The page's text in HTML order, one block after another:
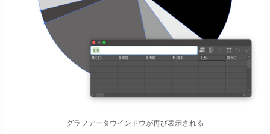
グラフデータウインドウが再び表示される